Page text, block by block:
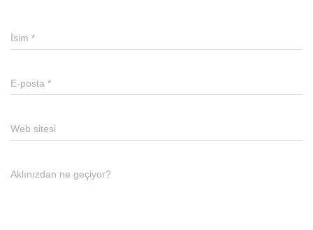
İsim *
E-posta *
Web sitesi
Aklınızdan ne geçiyor?